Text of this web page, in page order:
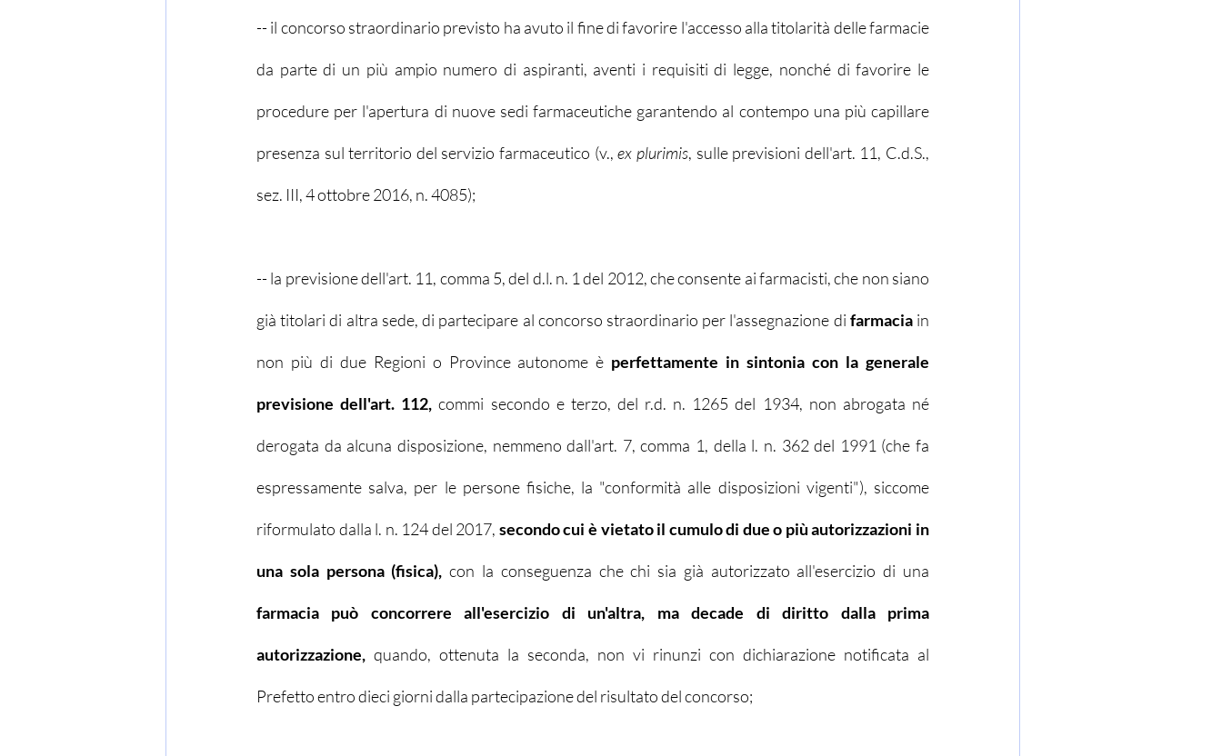
-- il concorso straordinario previsto ha avuto il fine di favorire l'accesso alla titolarità delle farmacie
da parte di un più ampio numero di aspiranti, aventi i requisiti di legge, nonché di favorire le
procedure per l'apertura di nuove sedi farmaceutiche garantendo al contempo una più capillare
presenza sul territorio del servizio farmaceutico (v., ex plurimis, sulle previsioni dell'art. 11, C.d.S.,
sez. III, 4 ottobre 2016, n. 4085);
-- la previsione dell'art. 11, comma 5, del d.l. n. 1 del 2012, che consente ai farmacisti, che non siano
già titolari di altra sede, di partecipare al concorso straordinario per l'assegnazione di farmacia in
non più di due Regioni o Province autonome è perfettamente in sintonia con la generale
previsione dell'art. 112, commi secondo e terzo, del r.d. n. 1265 del 1934, non abrogata né
derogata da alcuna disposizione, nemmeno dall'art. 7, comma 1, della l. n. 362 del 1991 (che fa
espressamente salva, per le persone fisiche, la "conformità alle disposizioni vigenti"), siccome
riformulato dalla l. n. 124 del 2017, secondo cui è vietato il cumulo di due o più autorizzazioni in
una sola persona (fisica),
farmacia può concorrere all'esercizio di un'altra, ma decade di diritto dalla prima
autorizzazione, quando, ottenuta la seconda, non vi rinunzi con dichiarazione notificata al
Prefetto entro dieci giorni dalla partecipazione del risultato del concorso;